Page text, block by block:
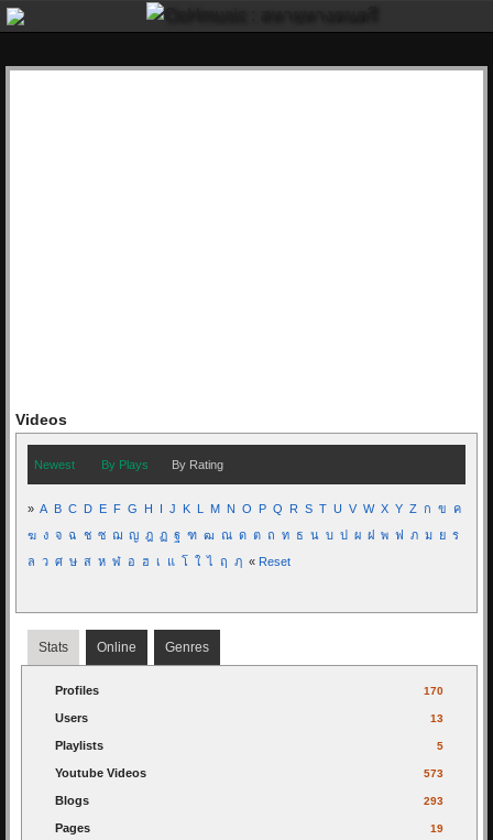
Videos
Newest By Plays By Rating
» A B C D E F G H I J K L M N O P Q R S T U V W X Y Z ก ข
ค
ฆ ง จ ฉ ช ซ ฌ ญ ฎ ฏ ฐ ฑ ฒ ณ ด ต ถ ท ธ น บ ป ผ ฝ พ ฟ ภ ม ย ร
ล ว ศ ษ ส ห ฬ อ ฮ เ แ โ ใ ไ ฤ ฦ « Reset
Stats Online Genres
Profiles 170
Users 13
Playlists 5
Youtube Videos 573
Blogs 293
Pages 19